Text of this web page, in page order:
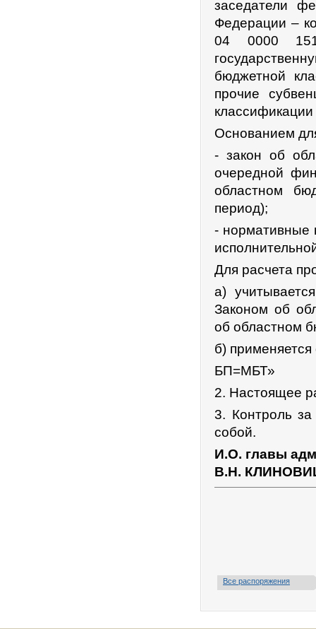
заседатели
Федерации –
04 0000
бюджетной
прочие
Основанием
- закон об
очередной
областном
период);
- нормативные
Для расчета
а)
Законом об
об областном
б)
БП=МБТ»
2. Настоящее
3. Контроль
собой.
И.О. главы
В.Н.
Все распоряжения